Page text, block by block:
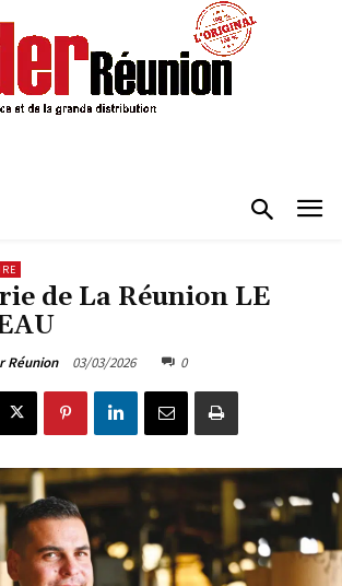
de La Réunion LE
Réunion 03/03/2026 0